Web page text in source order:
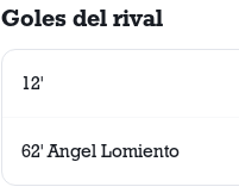
Goles del rival
12'
62' Angel Lomiento